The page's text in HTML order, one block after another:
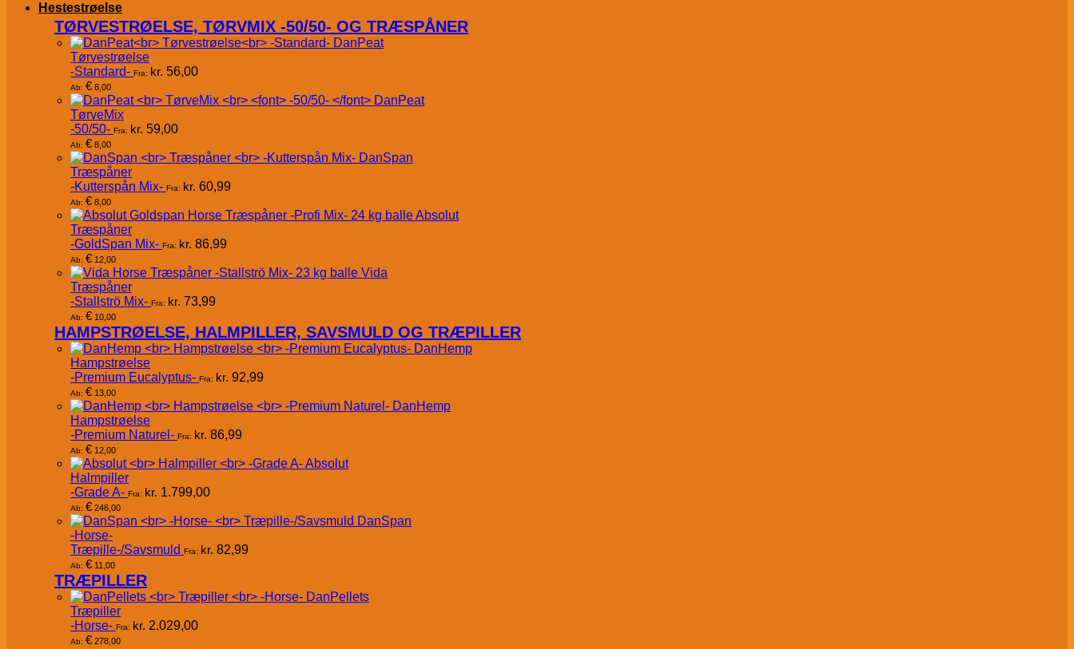
Hestestrøelse
TØRVESTRØELSE, TØRVMIX -50/50- OG TRÆSPÅNER
DanPeat
Tørvestrøelse
-Standard- Fra: kr. 56,00
Ab: € 8,00
DanPeat
TørveMix
-50/50- Fra: kr. 59,00
Ab: € 8,00
DanSpan
Træspåner
-Kutterspån Mix- Fra: kr. 60,99
Ab: € 8,00
Absolut
Træspåner
-GoldSpan Mix- Fra: kr. 86,99
Ab: € 12,00
Vida
Træspåner
-Stallströ Mix- Fra: kr. 73,99
Ab: € 10,00
HAMPSTRØELSE, HALMPILLER, SAVSMULD OG TRÆPILLER
DanHemp
Hampstrøelse
-Premium Eucalyptus- Fra: kr. 92,99
Ab: € 13,00
DanHemp
Hampstrøelse
-Premium Naturel- Fra: kr. 86,99
Ab: € 12,00
Absolut
Halmpiller
-Grade A- Fra: kr. 1.799,00
Ab: € 246,00
DanSpan
-Horse-
Træpille-/Savsmuld Fra: kr. 82,99
Ab: € 11,00
TRÆPILLER
DanPellets
Træpiller
-Horse- Fra: kr. 2.029,00
Ab: € 278,00